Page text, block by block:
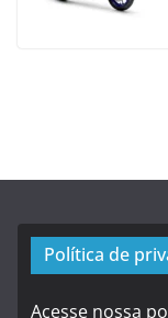
Política de
Acesse nossa